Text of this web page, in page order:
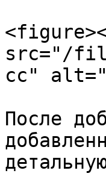
src="/
cc"
После